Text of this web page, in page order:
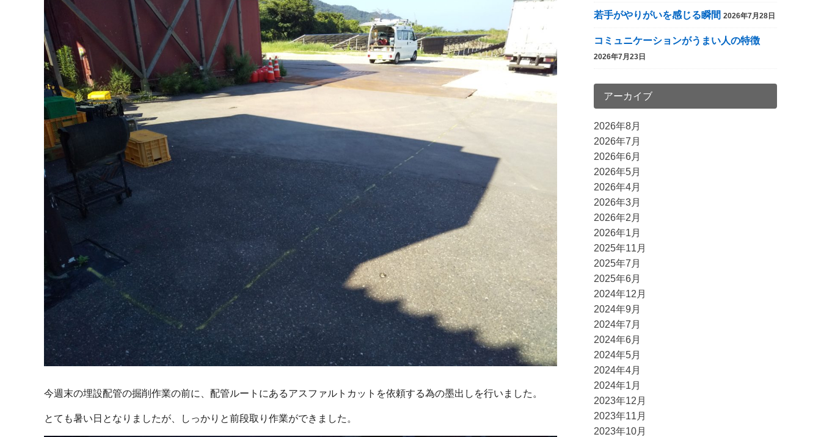
今週末の埋設配管の掘削作業の前に、配管ルートにあるアスファルトカットを依頼する為の墨出しを行いました。
とても暑い日となりましたが、しっかりと前段取り作業ができました。
若手がやりがいを感じる瞬間 2026年7月28日
コミュニケーションがうまい人の特徴
2026年7月23日
アーカイブ
2026年8月
2026年7月
2026年6月
2026年5月
2026年4月
2026年3月
2026年2月
2026年1月
2025年11月
2025年7月
2025年6月
2024年12月
2024年9月
2024年7月
2024年6月
2024年5月
2024年4月
2024年1月
2023年12月
2023年11月
2023年10月